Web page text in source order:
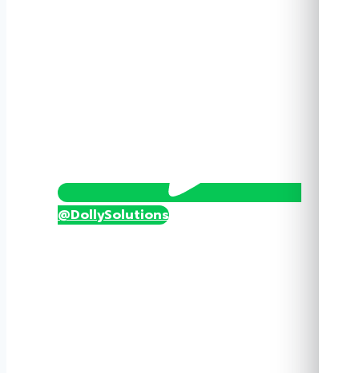
@DollySolutions